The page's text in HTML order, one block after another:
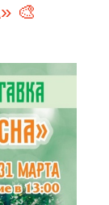
🎨